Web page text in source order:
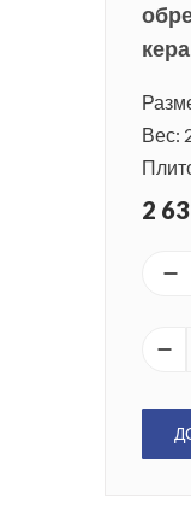
Вес:
2